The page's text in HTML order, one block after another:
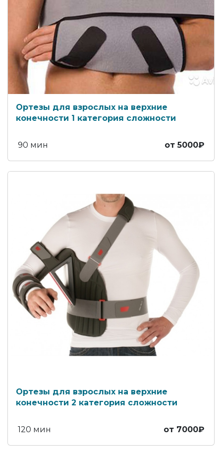
Ортезы для взрослых на верхние
конечности 1 категория сложности
90 мин от 5000₽
Ортезы для взрослых на верхние
конечности 2 категория сложности
120 мин от 7000₽